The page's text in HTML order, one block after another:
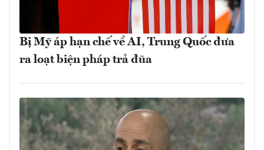
Bị Mỹ áp hạn chế về AI, Trung Quốc đưa
ra loạt biện pháp trả đũa